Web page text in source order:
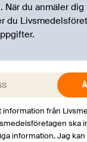
När du anmäler dig
du
information från
ska
information. Jag